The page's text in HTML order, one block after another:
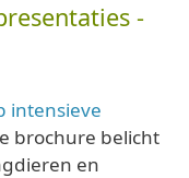
-
intensieve
brochure belicht
en